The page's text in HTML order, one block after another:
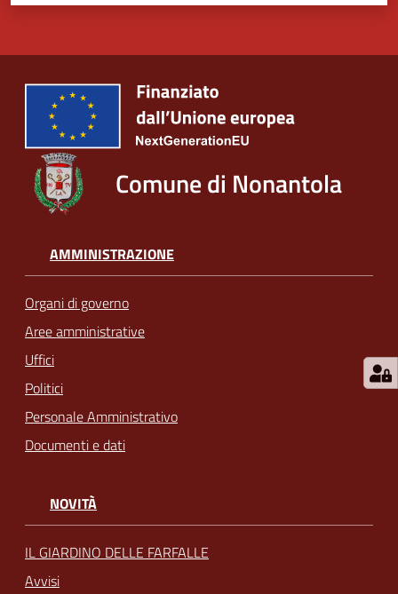
Comune di Nonantola
AMMINISTRAZIONE
Organi di governo
Aree amministrative
Uffici
Politici
Personale Amministrativo
Documenti e dati
NOVITÀ
IL GIARDINO DELLE FARFALLE
Avvisi